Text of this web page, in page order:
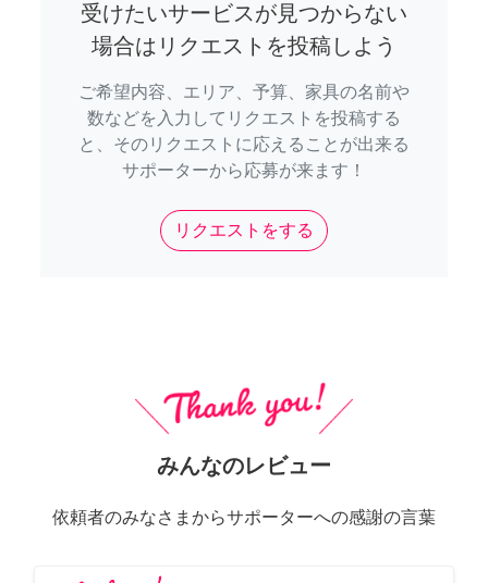
受けたいサービスが見つからない
場合はリクエストを投稿しよう
ご希望内容、エリア、予算、家具の名前や
数などを入力してリクエストを投稿する
と、そのリクエストに応えることが出来る
サポーターから応募が来ます！
リクエストをする
みんなのレビュー
依頼者のみなさまからサポーターへの感謝の言葉